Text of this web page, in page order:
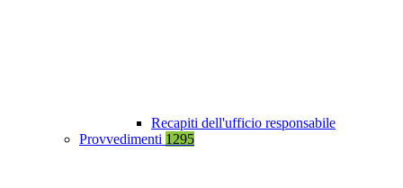
Recapiti dell'ufficio responsabile
Provvedimenti 1295